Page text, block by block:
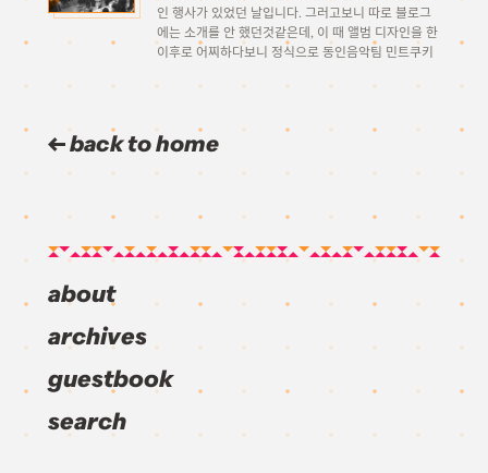
인 행사가 있었던 날입니다. 그러고보니 따로 블로그
에는 소개를 안 했던것같은데, 이 때 앨범 디자인을 한
이후로 어찌하다보니 정식으로 동인음악팀 민트쿠키
인을 하게 되었습니다. 아무튼 그래서 오늘 저는 민트
back to home
about
archives
guestbook
search